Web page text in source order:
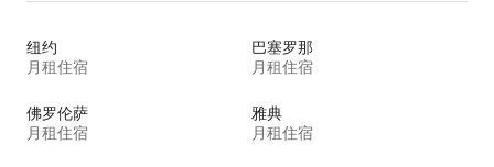
纽约
月租住宿
巴塞罗那
月租住宿
佛罗伦萨
月租住宿
雅典
月租住宿